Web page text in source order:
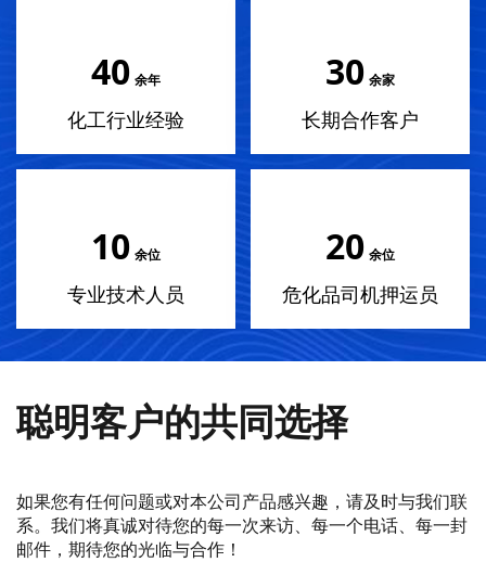
40 余年
化工行业经验
30 余家
长期合作客户
10 余位
专业技术人员
20 余位
危化品司机押运员
聪明客户的共同选择
如果您有任何问题或对本公司产品感兴趣，请及时与我们联
系。我们将真诚对待您的每一次来访、每一个电话、每一封
邮件，期待您的光临与合作！